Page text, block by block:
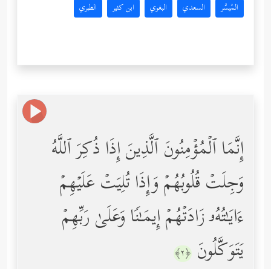
المُيسَّر السعدي البغوي ابن كثير الطبري
إِنَّمَا ٱلۡمُؤۡمِنُونَ ٱلَّذِینَ إِذَا ذُكِرَ ٱللَّهُ
وَجِلَتۡ قُلُوبُهُمۡ وَإِذَا تُلِیَتۡ عَلَیۡهِمۡ
ءَایَـٰتُهُۥ زَادَتۡهُمۡ إِیمَـٰنࣰا وَعَلَىٰ رَبِّهِمۡ
یَتَوَكَّلُونَ ﴿٢﴾